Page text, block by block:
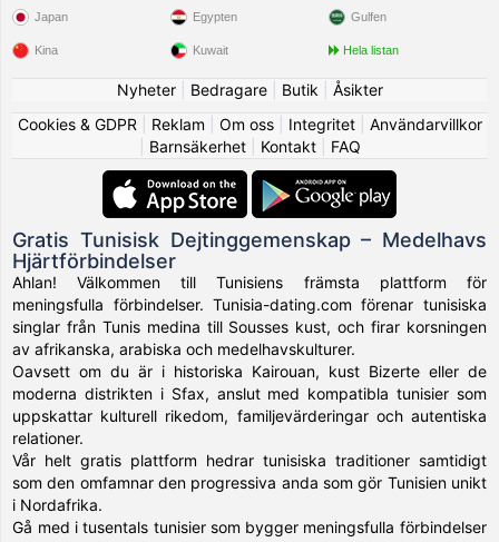
Japan
Kina
Egypten
Kuwait
Gulfen
Hela listan
Nyheter| Bedragare| Butik
Åsikter
Cookies & GDPR
Reklam Om oss| Integritet| Användarvillkor
Barnsäkerhet| Kontakt| FAQ
Gratis Tunisisk Dejtinggemenskap – Medelhavs
Hjärtförbindelser
Ahlan! Välkommen till Tunisiens främsta plattform för
meningsfulla förbindelser. Tunisia-dating.com förenar tunisiska
singlar från Tunis medina till Sousses kust, och firar korsningen
av afrikanska, arabiska och medelhavskulturer.
Oavsett om du är i historiska Kairouan, kust Bizerte eller de
moderna distrikten i Sfax, anslut med kompatibla tunisier som
uppskattar kulturell rikedom, familjevärderingar och autentiska
relationer.
Vår helt gratis plattform hedrar tunisiska traditioner samtidigt
som den omfamnar den progressiva anda som gör Tunisien unikt
i Nordafrika.
Gå med i tusentals tunisier som bygger meningsfulla förbindelser